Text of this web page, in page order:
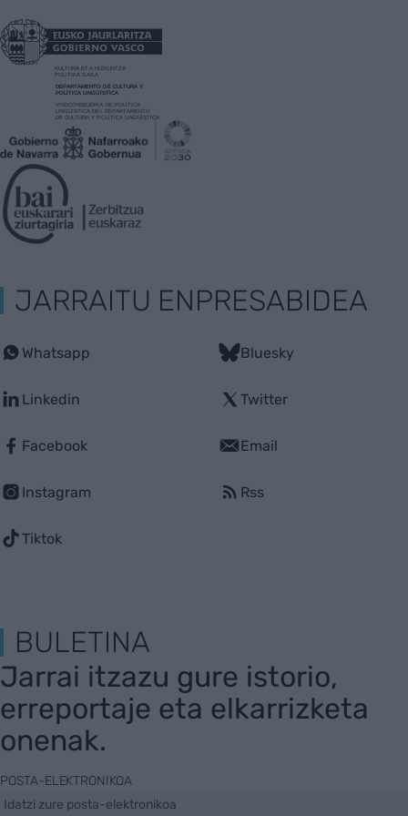
JARRAITU ENPRESABIDEA
Whatsapp
Linkedin
Facebook
Instagram
Tiktok
Bluesky
Twitter
Email
Rss
BULETINA
Jarrai itzazu gure istorio,
erreportaje eta elkarrizketa
onenak.
POSTA-ELEKTRONIKOA